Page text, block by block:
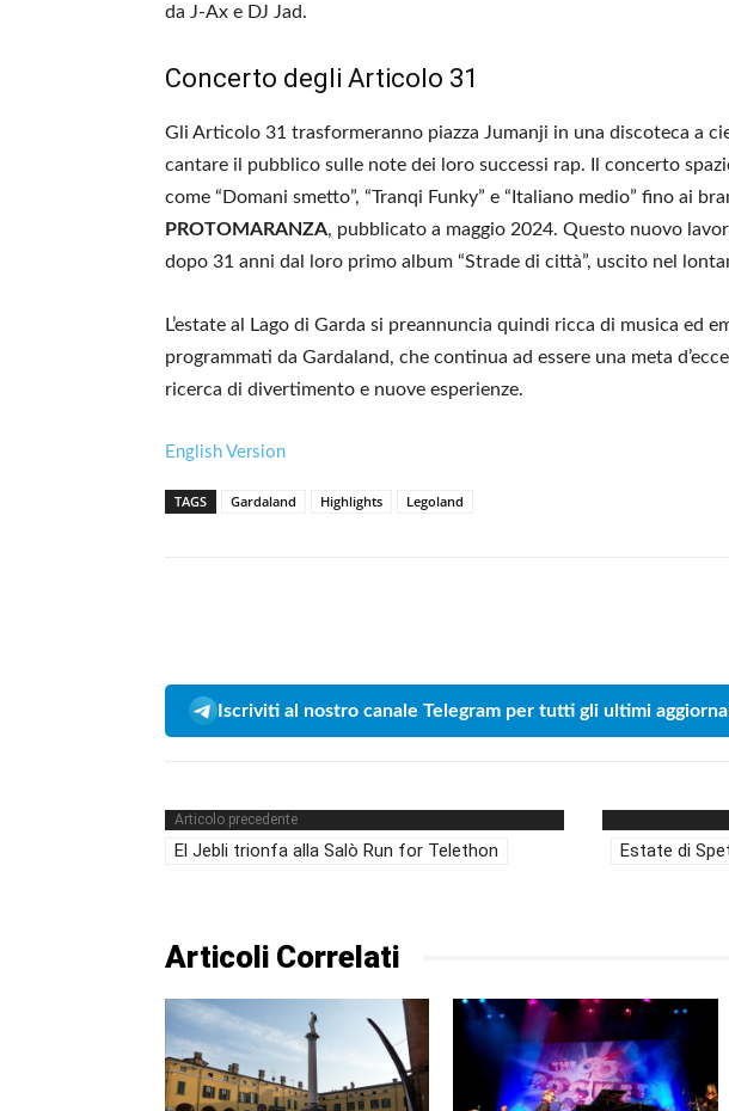
da J-Ax e DJ Jad.
Concerto degli Articolo 31
Gli Articolo 31 trasformeranno piazza Jumanji in una discoteca a
cantare il pubblico sulle note dei loro successi rap. Il concerto
come “Domani smetto”, “Tranqi Funky” e “Italiano medio” fino ai
PROTOMARANZA, pubblicato a maggio 2024. Questo nuovo
dopo 31 anni dal loro primo album “Strade di città”, uscito nel
L’estate al Lago di Garda si preannuncia quindi ricca di musica ed
programmati da Gardaland, che continua ad essere una meta
ricerca di divertimento e nuove esperienze.
English Version
TAGS Gardaland Highlights Legoland
Iscriviti al nostro canale Telegram per tutti gli ultimi
Articolo precedente
El Jebli trionfa alla Salò Run for Telethon
Estate di
Articoli Correlati